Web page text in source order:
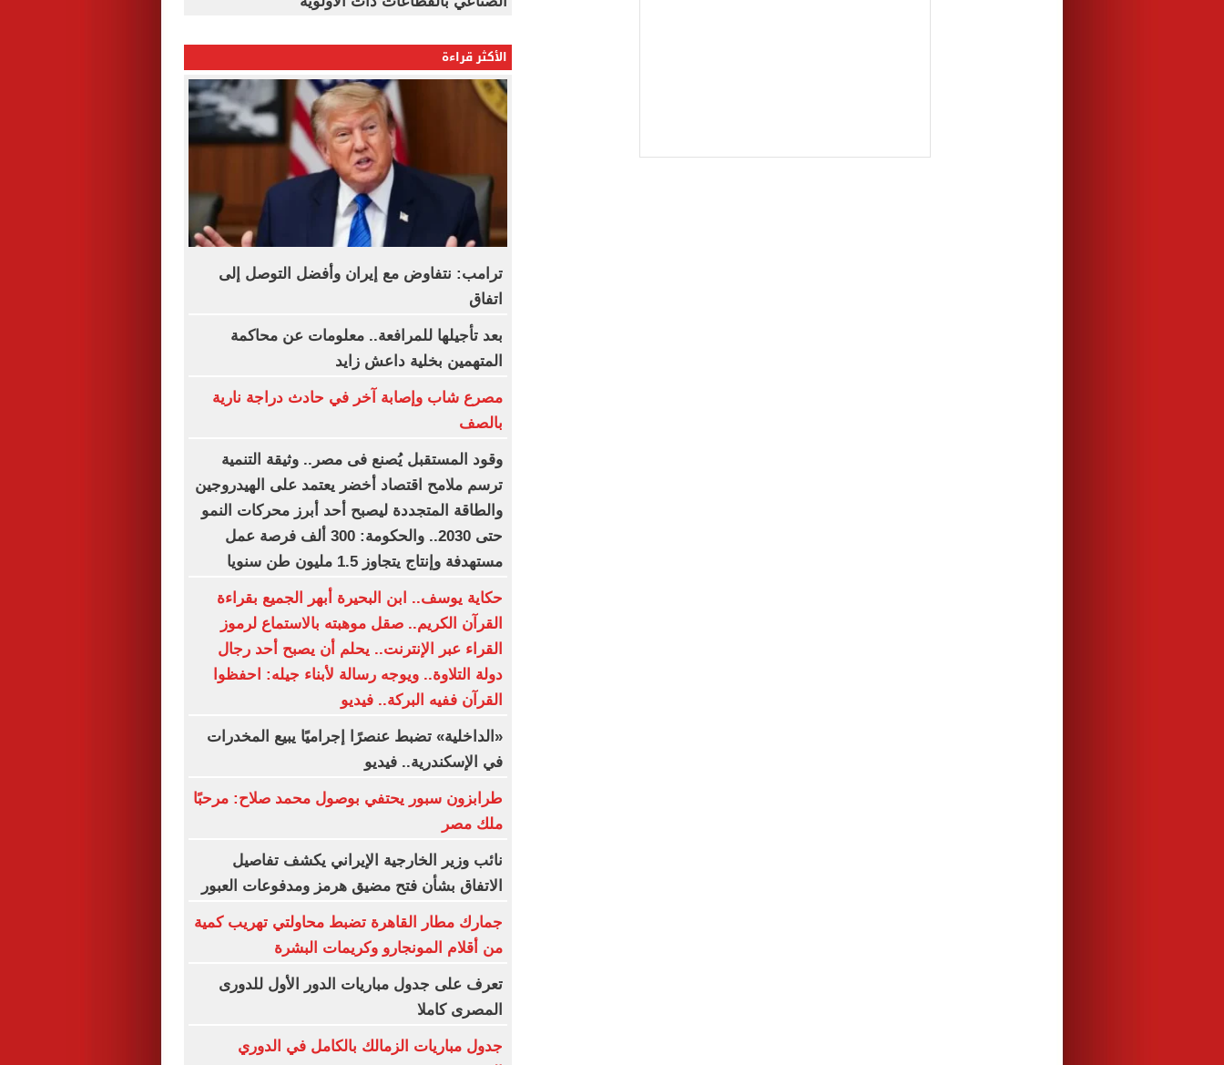
الأكثر قراءة
ترامب: نتفاوض مع إيران وأفضل التوصل إلى
اتفاق
بعد تأجيلها للمرافعة.. معلومات عن محاكمة
المتهمين بخلية داعش زايد
مصرع شاب وإصابة آخر في حادث دراجة نارية
بالصف
وقود المستقبل يُصنع فى مصر.. وثيقة التنمية
ترسم ملامح اقتصاد أخضر يعتمد على الهيدروجين
والطاقة المتجددة ليصبح أحد أبرز محركات النمو
حتى 2030.. والحكومة: 300 ألف فرصة عمل
مستهدفة وإنتاج يتجاوز 1.5 مليون طن سنويا
حكاية يوسف.. ابن البحيرة أبهر الجميع بقراءة
القرآن الكريم.. صقل موهبته بالاستماع لرموز
القراء عبر الإنترنت.. يحلم أن يصبح أحد رجال
دولة التلاوة.. ويوجه رسالة لأبناء جيله: احفظوا
القرآن ففيه البركة.. فيديو
«الداخلية» تضبط عنصرًا إجراميًا يبيع المخدرات
في الإسكندرية.. فيديو
طرابزون سبور يحتفي بوصول محمد صلاح: مرحبًا
ملك مصر
نائب وزير الخارجية الإيراني يكشف تفاصيل
الاتفاق بشأن فتح مضيق هرمز ومدفوعات العبور
جمارك مطار القاهرة تضبط محاولتي تهريب كمية
من أقلام المونجارو وكريمات البشرة
تعرف على جدول مباريات الدور الأول للدورى
المصرى كاملا
جدول مباريات الزمالك بالكامل في الدوري